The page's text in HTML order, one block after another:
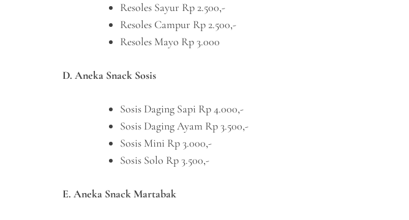
Resoles Sayur Rp 2.500,-
Resoles Campur Rp 2.500,-
Resoles Mayo Rp 3.000
D. Aneka Snack Sosis
Sosis Daging Sapi Rp 4.000,-
Sosis Daging Ayam Rp 3.500,-
Sosis Mini Rp 3.000,-
Sosis Solo Rp 3.500,-
E. Aneka Snack Martabak